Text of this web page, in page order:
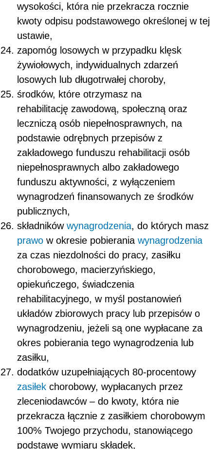
wysokości, która nie przekracza rocznie
kwoty odpisu podstawowego określonej w tej
ustawie,
zapomóg losowych w przypadku klęsk
żywiołowych, indywidualnych zdarzeń
losowych lub długotrwałej choroby,
środków, które otrzymasz na
rehabilitację zawodową, społeczną oraz
leczniczą osób niepełnosprawnych, na
podstawie odrębnych przepisów z
zakładowego funduszu rehabilitacji osób
niepełnosprawnych albo zakładowego
funduszu aktywności, z wyłączeniem
wynagrodzeń finansowanych ze środków
publicznych,
składników wynagrodzenia, do których masz
prawo w okresie pobierania wynagrodzenia
za czas niezdolności do pracy, zasiłku
chorobowego, macierzyńskiego,
opiekuńczego, świadczenia
rehabilitacyjnego, w myśl postanowień
układów zbiorowych pracy lub przepisów o
wynagrodzeniu, jeżeli są one wypłacane za
okres pobierania tego wynagrodzenia lub
zasiłku,
dodatków uzupełniających 80-procentowy
zasiłek chorobowy, wypłacanych przez
zleceniodawców – do kwoty, która nie
przekracza łącznie z zasiłkiem chorobowym
100% Twojego przychodu, stanowiącego
podstawę wymiaru składek,